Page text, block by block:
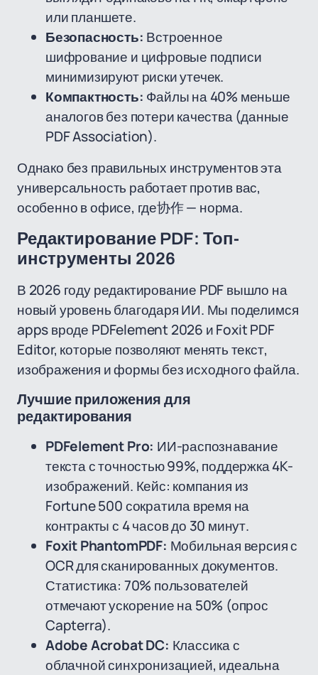
или планшете.
Безопасность: Встроенное
шифрование и цифровые подписи
минимизируют риски утечек.
Компактность: Файлы на 40% меньше
аналогов без потери качества (данные
PDF Association).
Однако без правильных инструментов эта
универсальность работает против вас,
особенно в офисе, где协作 — норма.
Редактирование PDF: Топ-
инструменты 2026
В 2026 году редактирование PDF вышло на
новый уровень благодаря ИИ. Мы поделимся
apps вроде PDFelement 2026 и Foxit PDF
Editor, которые позволяют менять текст,
изображения и формы без исходного файла.
Лучшие приложения для
редактирования
PDFelement Pro: ИИ-распознавание
текста с точностью 99%, поддержка 4K-
изображений. Кейс: компания из
Fortune 500 сократила время на
контракты с 4 часов до 30 минут.
Foxit PhantomPDF: Мобильная версия с
OCR для сканированных документов.
Статистика: 70% пользователей
отмечают ускорение на 50% (опрос
Capterra).
Adobe Acrobat DC: Классика с
облачной синхронизацией, идеальна